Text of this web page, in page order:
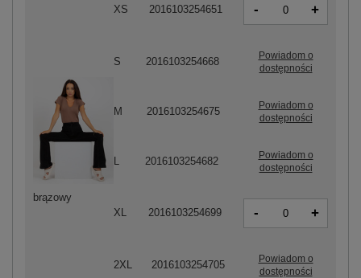
brązowy
XS 2016103254651 - +
S 2016103254668
Powiadom o
dostępności
M 2016103254675
Powiadom o
dostępności
2016103254682
Powiadom o
dostępności
XL 2016103254699 - +
2XL 2016103254705
Powiadom o
dostępności